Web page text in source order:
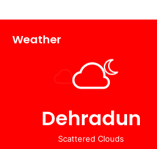
Weather
Dehradun
Scattered Clouds